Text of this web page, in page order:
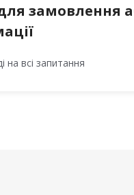
замовлення
на всі запитання